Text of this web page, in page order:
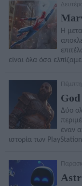
Η
είναι όλα όσα
Δύο
έναν
ιστορία των